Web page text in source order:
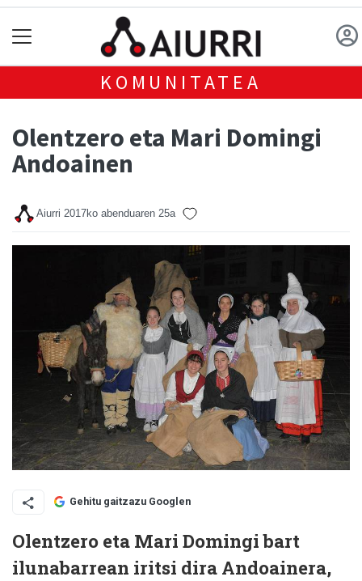
KOMUNITATEA
Olentzero eta Mari Domingi
Andoainen
Aiurri 2017ko abenduaren 25a
Gehitu gaitzazu Googlen
Olentzero eta Mari Domingi bart
ilunabarrean iritsi dira Andoainera,